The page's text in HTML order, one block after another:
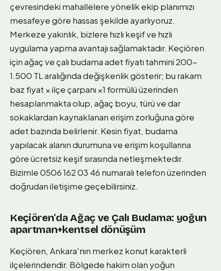
çevresindeki mahallelere yönelik ekip planımızı
mesafeye göre hassas şekilde ayarlıyoruz.
Merkeze yakınlık, bizlere hızlı keşif ve hızlı
uygulama yapma avantajı sağlamaktadır. Keçiören
için ağaç ve çalı budama adet fiyatı tahmini 200-
1.500 TL aralığında değişkenlik gösterir; bu rakam
baz fiyat × ilçe çarpanı ×1 formülü üzerinden
hesaplanmakta olup, ağaç boyu, türü ve dar
sokaklardan kaynaklanan erişim zorluğuna göre
adet bazında belirlenir. Kesin fiyat, budama
yapılacak alanın durumuna ve erişim koşullarına
göre ücretsiz keşif sırasında netleşmektedir.
Bizimle 0506 162 03 46 numaralı telefon üzerinden
doğrudan iletişime geçebilirsiniz.
Keçiören'da Ağaç ve Çalı Budama: yoğun
apartman+kentsel dönüşüm
Keçiören, Ankara'nın merkez konut karakterli
ilçelerindendir. Bölgede hakim olan yoğun